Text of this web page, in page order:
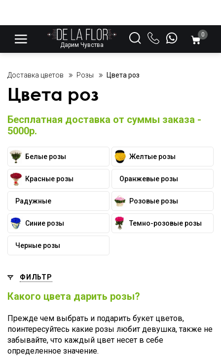
Дарим Чувства
0
Доставка цветов Розы Цвета роз
Цвета роз
Бесплатная доставка от суммы заказа -
5000р.
Белые розы Желтые розы
Красные розы Оранжевые розы
Радужные Розовые розы
Синие розы Темно-розовые розы
Черные розы
ФИЛЬТР
Какого цвета дарить розы?
Прежде чем выбрать и подарить букет цветов,
поинтересуйтесь какие розы любит девушка, также не
забывайте, что каждый цвет несет в себе
определенное значение.